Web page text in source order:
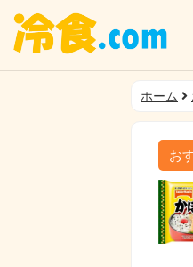
ホーム
お